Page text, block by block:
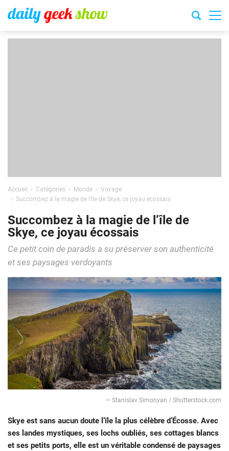
Accueil Catégories Monde
Voyage
Succombez à la magie de l’île de Skye, ce joyau écossais
Succombez à la magie de l’île de
Skye, ce joyau écossais
Ce petit coin de paradis a su préserver son authenticité
et ses paysages verdoyants
— Stanislav Simonyan / Shutterstock.com
Skye est sans aucun doute l’île la plus célèbre d’Écosse. Avec
ses landes mystiques, ses lochs oubliés, ses cottages blancs
et ses petits ports, elle est un véritable condensé de paysages